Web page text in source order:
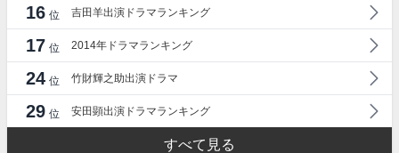
16 位 吉田羊出演ドラマランキング
17 位 2014年ドラマランキング
24 位 竹財輝之助出演ドラマ
29 位 安田顕出演ドラマランキング
すべて見る